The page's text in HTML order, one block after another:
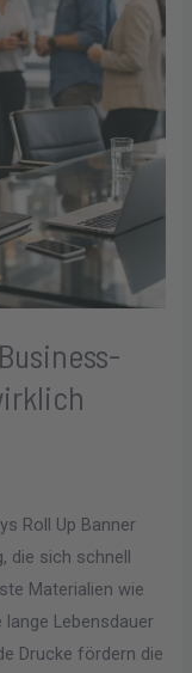
Roll Up Banner
die sich schnell
Materialien wie
Lebensdauer
Drucke fördern die